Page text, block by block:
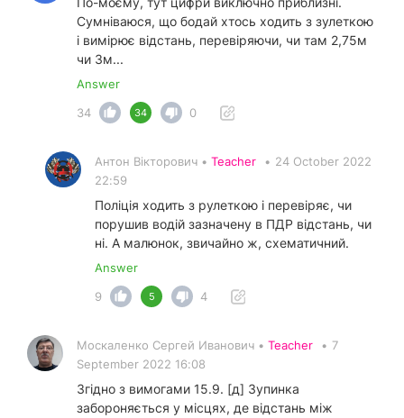
Сумніваюся, що бодай хтось ходить з зулеткою
і вимірює відстань, перевіряючи, чи там 2,75м
чи 3м...
Answer
34
34 0
Антон Вікторович • Teacher • 24 October 2022
22:59
Поліція ходить з рулеткою і перевіряє, чи
порушив водій зазначену в ПДР відстань, чи
ні. А малюнок, звичайно ж, схематичний.
Answer
9
5 4
Москаленко Сергей Иванович • Teacher • 7
September 2022 16:08
Згідно з вимогами 15.9. [д] Зупинка
забороняється у місцях, де відстань між